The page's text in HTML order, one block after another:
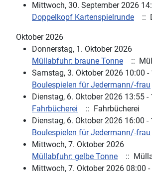
Mittwoch, 30. September 2026
Doppelkopf Kartenspielrunde
::
Oktober 2026
Donnerstag, 1. Oktober 2026
Müllabfuhr: braune Tonne
::
Samstag, 3. Oktober 2026 10:00 -
Boulespielen für Jedermann/-frau
Dienstag, 6. Oktober 2026 13:55 -
Fahrbücherei
:: Fahrbücherei
Dienstag, 6. Oktober 2026 16:00 -
Boulespielen für Jedermann/-frau
Mittwoch, 7. Oktober 2026
Müllabfuhr: gelbe Tonne
::
Mittwoch, 7. Oktober 2026 08:00 -